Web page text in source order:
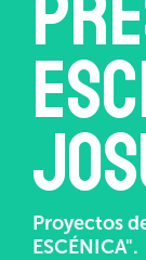
Proyectos
ESCÉNICA".